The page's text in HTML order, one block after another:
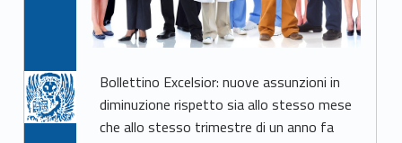
Bollettino Excelsior: nuove assunzioni in
diminuzione rispetto sia allo stesso mese
che allo stesso trimestre di un anno fa